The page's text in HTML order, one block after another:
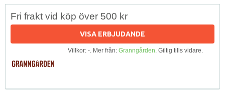
Fri frakt vid köp över 500 kr
VISA ERBJUDANDE
Villkor: -. Mer från: Granngården. Giltig tills vidare.